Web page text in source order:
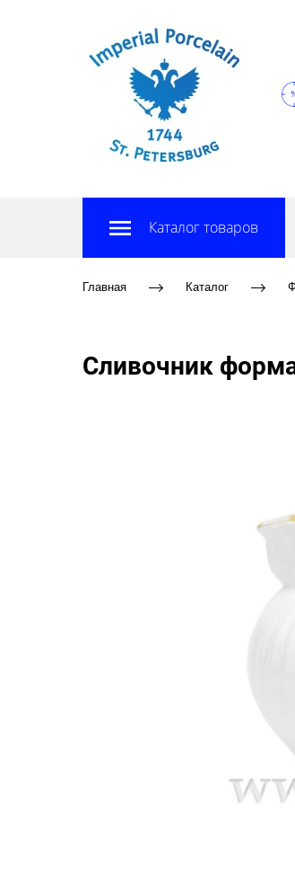
Каталог товаров
Главная Каталог
Сливочник